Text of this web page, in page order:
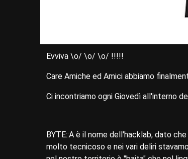
Evviva \o/ \o/ \o/ !!!!!
Care Amiche ed Amici abbiamo
Ci incontriamo ogni Giovedì all'interno
BYTE::A è il nome dell'hacklab, dato
molto tecnicoso e nei vari deliri